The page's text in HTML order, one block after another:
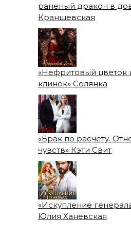
раненый дракон в
Краншевская
«Нефритовый цветок
клинок» Солянка
«Брак по расчету.
чувств» Кэти Свит
«Искупление
Юлия Ханевская